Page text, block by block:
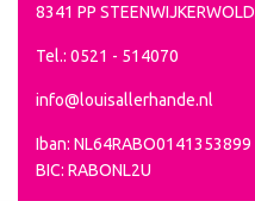
8341 PP STEENWIJKERWOLD
Tel.: 0521 - 514070
info@louisallerhande.nl
Iban: NL64RABO0141353899
BIC: RABONL2U